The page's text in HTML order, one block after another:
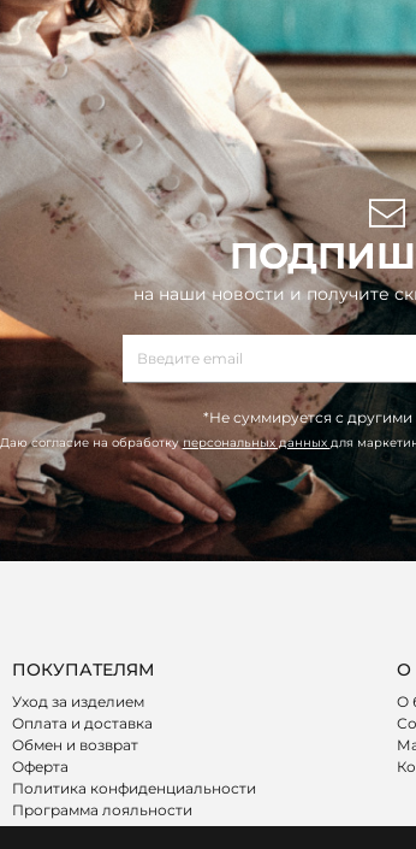
на наши новости и получите
*Не суммируется с
Даю согласие на обработкуперсональных данных для
ПОКУПАТЕЛЯМ
Уход за изделием
Оплата и доставка
Обмен и возврат
Оферта
Политика конфиденциальности
Программа лояльности
О
О